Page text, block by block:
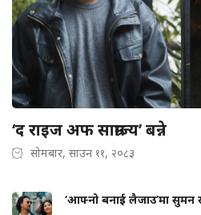
‘द राइज अफ साम्राज्य’ बन्ने
सोमबार, साउन ११, २०८३
‘आफ्नो बनाई लैजाउ’मा सुमन